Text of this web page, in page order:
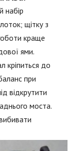
набір
щітку з
краще
ями.
кріпиться до
при
відкрутити
моста.